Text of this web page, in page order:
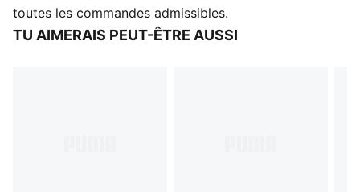
DÉTAILS
Conçu pour : Style de vie par PUMA
toutes les commandes admissibles.
TU AIMERAIS PEUT-ÊTRE AUSSI